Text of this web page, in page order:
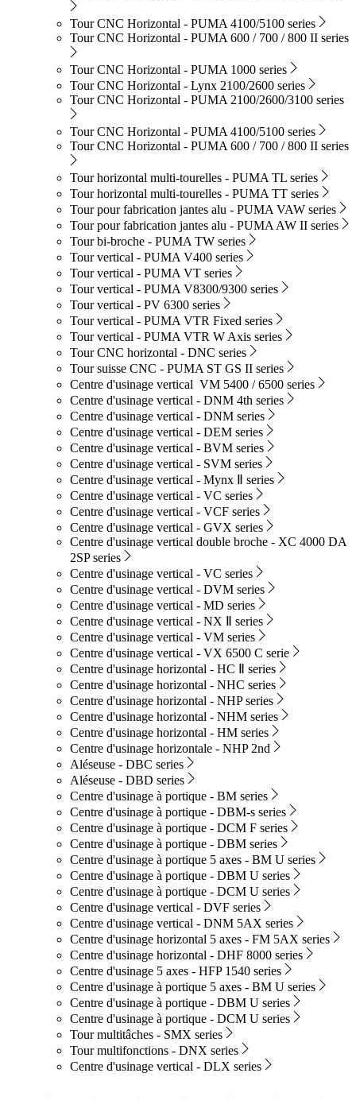
Tour CNC Horizontal - PUMA 4100/5100 series
Tour CNC Horizontal - PUMA 600 / 700 / 800 II series
Tour CNC Horizontal - PUMA 1000 series
Tour CNC Horizontal - Lynx 2100/2600 series
Tour CNC Horizontal - PUMA 2100/2600/3100 series
Tour CNC Horizontal - PUMA 4100/5100 series
Tour CNC Horizontal - PUMA 600 / 700 / 800 II series
Tour horizontal multi-tourelles - PUMA TL series
Tour horizontal multi-tourelles - PUMA TT series
Tour pour fabrication jantes alu - PUMA VAW series
Tour pour fabrication jantes alu - PUMA AW II series
Tour bi-broche - PUMA TW series
Tour vertical - PUMA V400 series
Tour vertical - PUMA VT series
Tour vertical - PUMA V8300/9300 series
Tour vertical - PV 6300 series
Tour vertical - PUMA VTR Fixed series
Tour vertical - PUMA VTR W Axis series
Tour CNC horizontal - DNC series
Tour suisse CNC - PUMA ST GS II series
Centre d'usinage vertical VM 5400 / 6500 series
Centre d'usinage vertical - DNM 4th series
Centre d'usinage vertical - DNM series
Centre d'usinage vertical - DEM series
Centre d'usinage vertical - BVM series
Centre d'usinage vertical - SVM series
Centre d'usinage vertical - Mynx Ⅱ series
Centre d'usinage vertical - VC series
Centre d'usinage vertical - VCF series
Centre d'usinage vertical - GVX series
Centre d'usinage vertical double broche - XC 4000 DA
2SP series
Centre d'usinage vertical - VC series
Centre d'usinage vertical - DVM series
Centre d'usinage vertical - MD series
Centre d'usinage vertical - NX Ⅱ series
Centre d'usinage vertical - VM series
Centre d'usinage vertical - VX 6500 C serie
Centre d'usinage horizontal - HC Ⅱ series
Centre d'usinage horizontal - NHC series
Centre d'usinage horizontal - NHP series
Centre d'usinage horizontal - NHM series
Centre d'usinage horizontal - HM series
Centre d'usinage horizontale - NHP 2nd
Aléseuse - DBC series
Aléseuse - DBD series
Centre d'usinage à portique - BM series
Centre d'usinage à portique - DBM-s series
Centre d'usinage à portique - DCM F series
Centre d'usinage à portique - DBM series
Centre d'usinage à portique 5 axes - BM U series
Centre d'usinage à portique - DBM U series
Centre d'usinage à portique - DCM U series
Centre d'usinage vertical - DVF series
Centre d'usinage vertical - DNM 5AX series
Centre d'usinage horizontal 5 axes - FM 5AX series
Centre d'usinage horizontal - DHF 8000 series
Centre d'usinage 5 axes - HFP 1540 series
Centre d'usinage à portique 5 axes - BM U series
Centre d'usinage à portique - DBM U series
Centre d'usinage à portique - DCM U series
Tour multitâches - SMX series
Tour multifonctions - DNX series
Centre d'usinage vertical - DLX series